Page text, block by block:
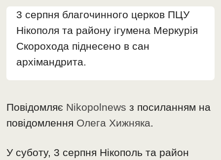
3 серпня благочинного церков ПЦУ
Нікополя та району ігумена Меркурія
Скорохода піднесено в сан
архімандрита.
Повідомляє Nikopolnews з посиланням на
повідомлення Олега Хижняка.
У суботу, 3 серпня Нікополь та район